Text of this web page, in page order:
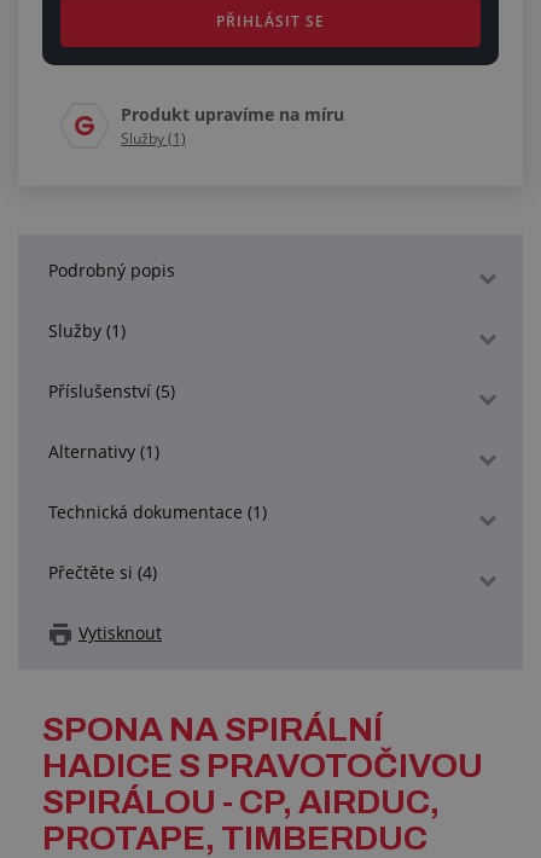
PŘIHLÁSIT SE
Produkt upravíme na míru
Služby (1)
Podrobný popis
Služby (1)
Příslušenství (5)
Alternativy (1)
Technická dokumentace (1)
Přečtěte si (4)
Vytisknout
SPONA NA SPIRÁLNÍ
HADICE S PRAVOTOČIVOU
SPIRÁLOU - CP, AIRDUC,
PROTAPE, TIMBERDUC